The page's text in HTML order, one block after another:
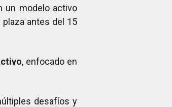
un modelo activo
antes del 15
, enfocado en
desafíos y